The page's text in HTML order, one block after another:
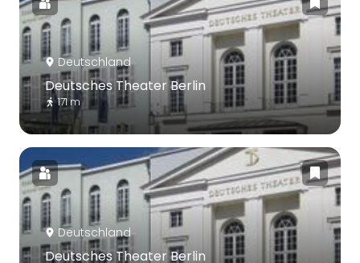
Deutschland
Deutsches Theater Berlin
171 m
Deutschland
Deutsches Theater Berlin